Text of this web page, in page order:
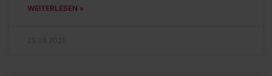
WEITERLESEN »